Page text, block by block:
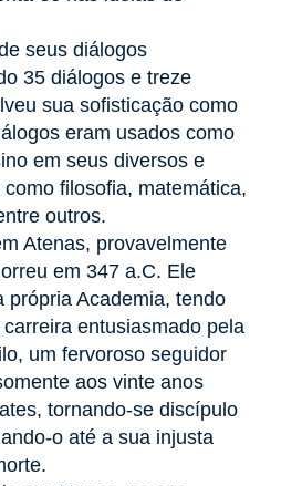
seus diálogos
35 diálogos e treze
sua sofisticação como
eram usados como
em seus diversos e
filosofia, matemática,
outros.
Atenas, provavelmente
em 347 a.C. Ele
própria Academia, tendo
entusiasmado pela
um fervoroso seguidor
aos vinte anos
tornando-se discípulo
o até a sua injusta